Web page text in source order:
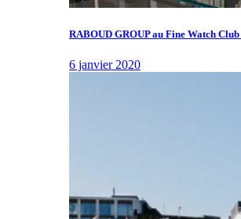
RABOUD GROUP au Fine Watch
6 janvier 2020